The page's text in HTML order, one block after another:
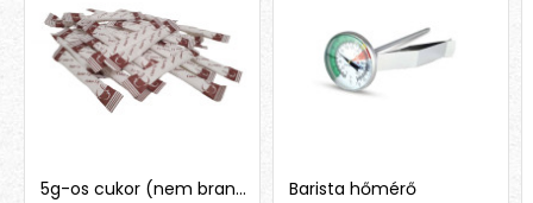
5g-os cukor (nem brandingelt) Barista hőmérő